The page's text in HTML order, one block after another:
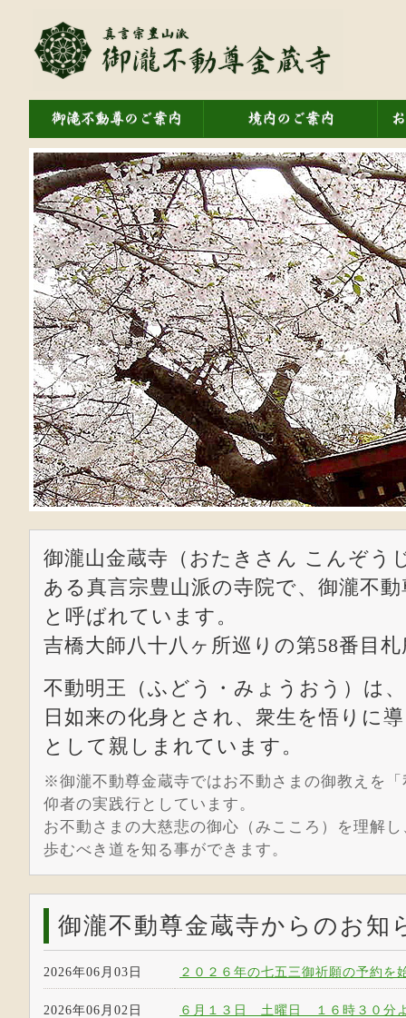
御瀧山金蔵寺（おたきさん こんぞう
ある真言宗豊山派の寺院で、御瀧不
と呼ばれています。
吉橋大師八十八ヶ所巡りの第58番目
不動明王（ふどう・みょうおう）は
日如来の化身とされ、衆生を悟りに
として親しまれています。
※御瀧不動尊金蔵寺ではお不動さまの御教えを
仰者の実践行としています。
お不動さまの大慈悲の御心（みこころ）を理解
歩むべき道を知る事ができます。
御瀧不動尊金蔵寺からのお知
2026年06月03日 ２０２６年の七五三御祈願の予約を
2026年06月02日
６月１３日 土曜日 １６時３０分